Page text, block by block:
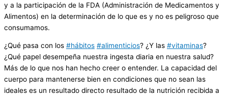
y a la participación de la FDA (Administración de Medicamentos y
Alimentos) en la determinación de lo que es y no es peligroso que
consumamos.
¿Qué pasa con los #hábitos #alimenticios? ¿Y las #vitaminas?
¿Qué papel desempeña nuestra ingesta diaria en nuestra salud?
Más de lo que nos han hecho creer o entender. La capacidad del
cuerpo para mantenerse bien en condiciones que no sean las
ideales es un resultado directo resultado de la nutrición recibida a